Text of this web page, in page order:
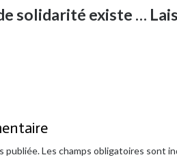
solidarité existe …
publiée. Les champs obligatoires sont